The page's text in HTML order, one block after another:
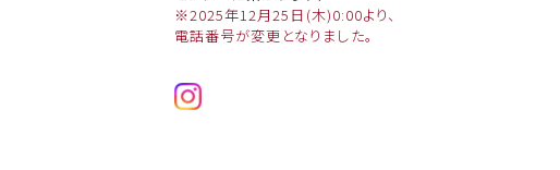
※2025年12月25日(木)0:00より、
電話番号が変更となりました。